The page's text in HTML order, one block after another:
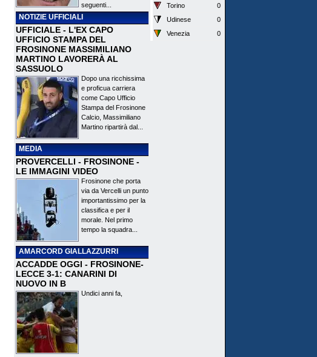
seguenti...
NOTIZIE UFFICIALI
UFFICIALE - L'EX CAPO
UFFICIO STAMPA DEL
FROSINONE MASSIMILIANO
MARTINO LAVORERÀ AL
SASSUOLO
Dopo una ricchissima
e proficua carriera
come Capo Ufficio
Stampa del Frosinone
Calcio, Massimiliano
Martino ripartirà dal...
MEDIA
PROVERCELLI - FROSINONE -
LE IMMAGINI VIDEO
Frosinone che porta
via da Vercelli un punto
importantissimo per la
classifica e per il
morale. Nel primo
tempo la squadra...
AMARCORD GIALLAZZURRI
ACCADDE OGGI - FROSINONE-
LECCE 3-1: CANARINI DI
NUOVO IN B
Undici anni fa,
Torino
0
Udinese
0
Venezia
0